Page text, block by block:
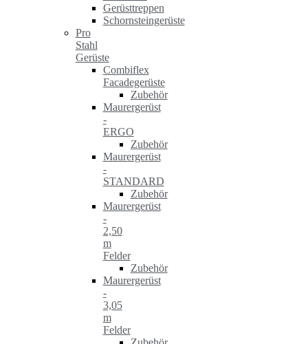
Gerüsttreppen
Schornsteingerüste
Pro
Stahl
Gerüste
Combiflex
Facadegerüste
Zubehör
Maurergerüst
-
ERGO
Zubehör
Maurergerüst
-
STANDARD
Zubehör
Maurergerüst
-
2,50
m
Felder
Zubehör
Maurergerüst
-
3,05
m
Felder